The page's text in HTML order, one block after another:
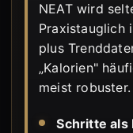
NEAT wird
Praxistauglich
plus
„Kalorien"
meist robuster.
Schritte als